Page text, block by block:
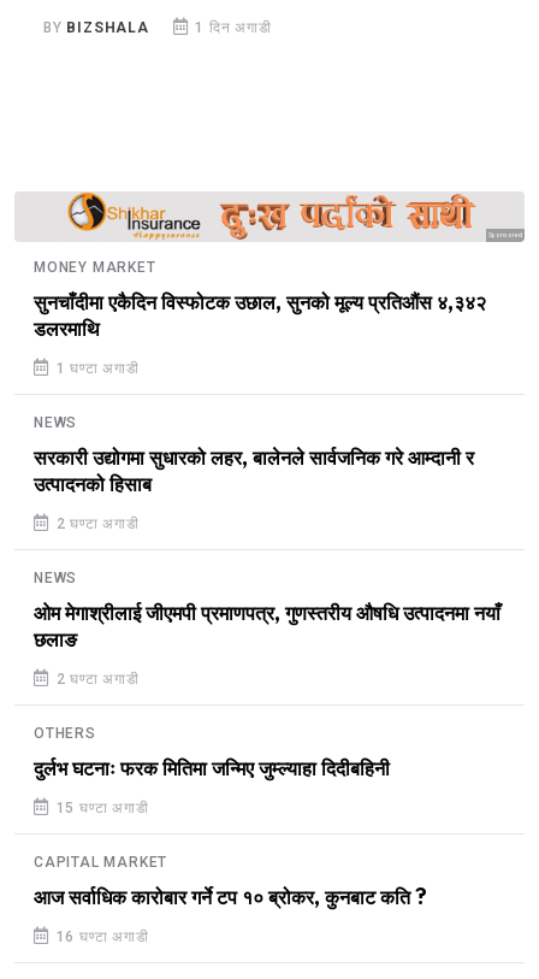
BY BIZSHALA 1 दिन अगाडी
Sponsored
MONEY MARKET
सुनचाँदीमा एकैदिन विस्फोटक उछाल, सुनको मूल्य प्रतिऔंस ४,३४२
डलरमाथि
1 घण्टा अगाडी
NEWS
सरकारी उद्योगमा सुधारको लहर, बालेनले सार्वजनिक गरे आम्दानी र
उत्पादनको हिसाब
2 घण्टा अगाडी
NEWS
ओम मेगाश्रीलाई जीएमपी प्रमाणपत्र, गुणस्तरीय औषधि उत्पादनमा नयाँ
छलाङ
2 घण्टा अगाडी
OTHERS
दुर्लभ घटनाः फरक मितिमा जन्मिए जुम्ल्याहा दिदीबहिनी
15 घण्टा अगाडी
CAPITAL MARKET
आज सर्वाधिक कारोबार गर्ने टप १० ब्रोकर, कुनबाट कति ?
16 घण्टा अगाडी